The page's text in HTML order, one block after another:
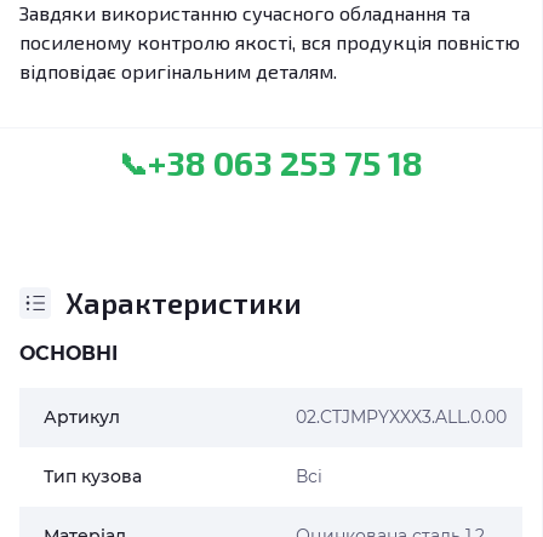
Завдяки використанню сучасного обладнання та
посиленому контролю якості, вся продукція повністю
відповідає оригінальним деталям.
📞+38 063 253 75 18
Характеристики
ОСНОВНІ
Артикул 02.CTJMPYXXX3.ALL.0.00
Тип кузова Всі